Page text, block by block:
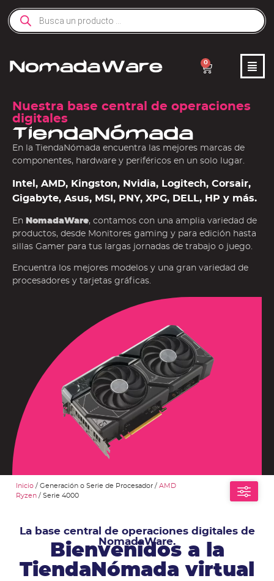
0
Nuestra base central de operaciones
digitales
TiendaNómada
En la TiendaNómada encuentra las mejores marcas de
componentes, hardware y periféricos en un solo lugar.
Intel, AMD, Kingston, Nvidia, Logitech, Corsair,
Gigabyte, Asus, MSI, PNY, XPG, DELL, HP y más.
En NomadaWare, contamos con una amplia variedad de
productos, desde Monitores gaming y para edición hasta
sillas Gamer para tus largas jornadas de trabajo o juego.
Encuentra los mejores modelos y una gran variedad de
procesadores y tarjetas gráficas.
Inicio / Generación o Serie de Procesador /AMD
Ryzen / Serie 4000
La base central de operaciones digitales de
NomadaWare.
Bienvenidos a la
TiendaNómada virtual